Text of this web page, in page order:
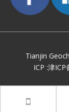
Tianjin
ICP :津ICP